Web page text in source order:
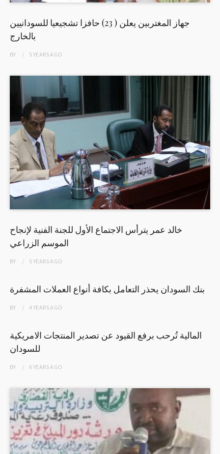
جهاز المغتربين يعلن ( 23) حافزا تشجيعيا للسودانيين
بالخارج
BY 5 YEARSAGO
خالد عمر يترأس الاجتماع الأول للجنة الفنية لإنجاح
الموسم الزراعي
BY 5 YEARSAGO
بنك السودان يحذر التعامل بكافة أنواع العملات المشفرة
BY 4 YEARSAGO
المالية تُرحب برفع القيود عن تصدير المنتجات الامريكية
للسودان
BY 6 YEARSAGO